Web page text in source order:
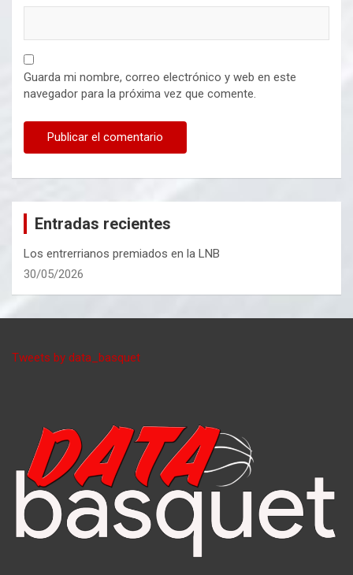
Guarda mi nombre, correo electrónico y web en este
navegador para la próxima vez que comente.
Entradas recientes
Los entrerrianos premiados en la LNB
30/05/2026
Tweets by data_basquet